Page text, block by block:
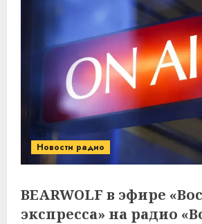
Новости радио
ВEARWOLF в эфире
экспресса» на радио